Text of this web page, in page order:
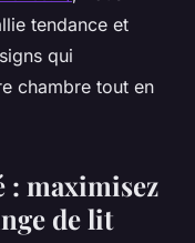
tendance et
qui
chambre tout en
maximisez
de lit